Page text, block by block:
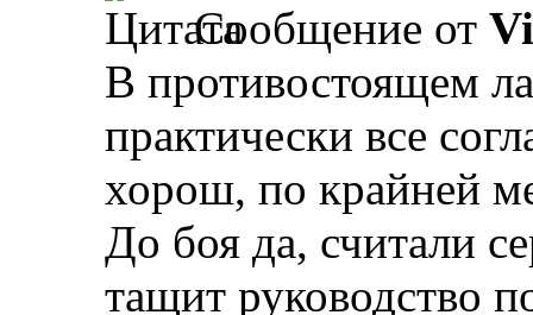
Сообщение от
В противостоящем
практически все
хорош, по крайней
До боя да, считали
тащит руководство